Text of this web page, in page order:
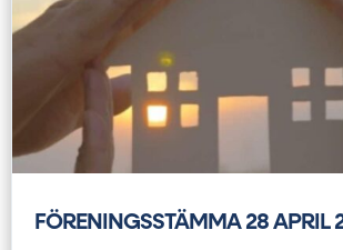
FÖRENINGSSTÄMMA 28 APRIL